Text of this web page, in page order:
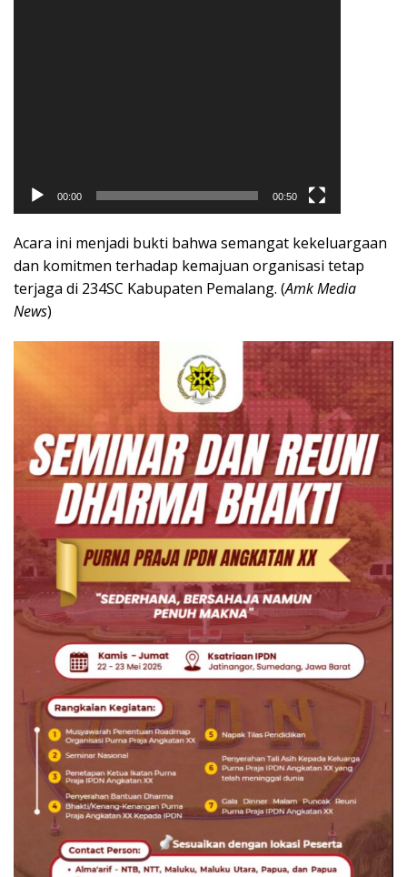
00:00 00:50
Acara ini menjadi bukti bahwa semangat kekeluargaan
dan komitmen terhadap kemajuan organisasi tetap
terjaga di 234SC Kabupaten Pemalang. (Amk Media
News)